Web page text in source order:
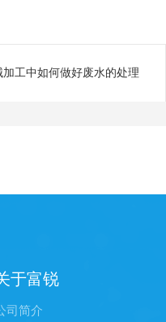
工中如何做好废水的处理
于富锐
司简介